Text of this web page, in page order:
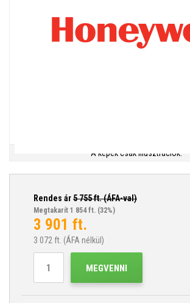
A képek csak illusztrációk.
Rendes ár5 755ft. (ÁFA-val)
Megtakarít 1 854 ft. (32%)
3 901 ft.
3 072 ft. (ÁFA nélkül)
MEGVENNI